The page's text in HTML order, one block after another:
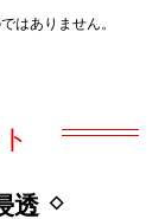
はありません。
透